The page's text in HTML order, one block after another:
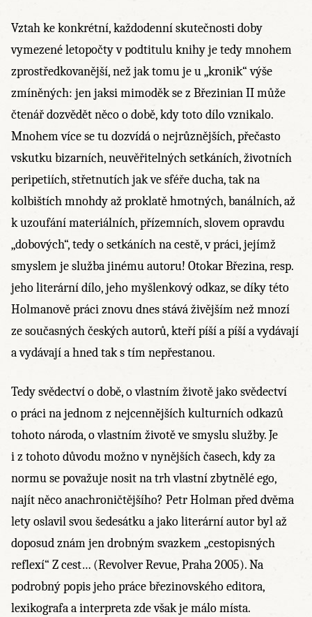
Vztah ke konkrétní, každodenní skutečnosti doby
vymezené letopočty v podtitulu knihy je tedy mnohem
zprostředkovanější, než jak tomu je u „kronik“ výše
zmíněných: jen jaksi mimoděk se z Březinian II může
čtenář dozvědět něco o době, kdy toto dílo vznikalo.
Mnohem více se tu dozvídá o nejrůznějších, přečasto
vskutku bizarních, neuvěřitelných setkáních, životních
peripetiích, střetnutích jak ve sféře ducha, tak na
kolbištích mnohdy až proklatě hmotných, banálních, až
k uzoufání materiálních, přízemních, slovem opravdu
„dobových“, tedy o setkáních na cestě, v práci, jejímž
smyslem je služba jinému autoru! Otokar Březina, resp.
jeho literární dílo, jeho myšlenkový odkaz, se díky této
Holmanově práci znovu dnes stává živějším než mnozí
ze současných českých autorů, kteří píší a píší a vydávají
a vydávají a hned tak s tím nepřestanou.
Tedy svědectví o době, o vlastním životě jako svědectví
o práci na jednom z nejcennějších kulturních odkazů
tohoto národa, o vlastním životě ve smyslu služby. Je
i z tohoto důvodu možno v nynějších časech, kdy za
normu se považuje nosit na trh vlastní zbytnělé ego,
najít něco anachroničtějšího? Petr Holman před dvěma
lety oslavil svou šedesátku a jako literární autor byl až
doposud znám jen drobným svazkem „cestopisných
reflexí“ Z cest… (Revolver Revue, Praha 2005). Na
podrobný popis jeho práce březinovského editora,
lexikografa a interpreta zde však je málo místa.